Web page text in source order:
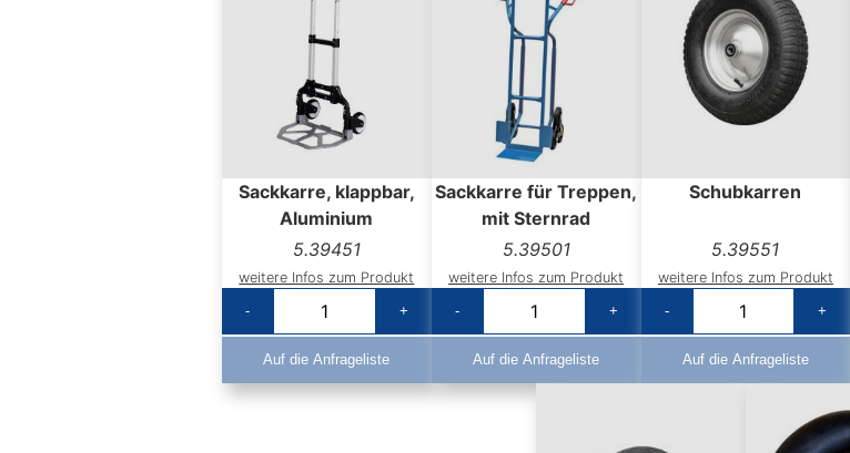
Sackkarre, klappbar,
Aluminium
5.39451
weitere Infos zum Produkt
-
+
Auf die Anfrageliste
Sackkarre für Treppen,
mit Sternrad
5.39501
weitere Infos zum Produkt
-
+
Auf die Anfrageliste
Schubkarren
5.39551
weitere Infos zum Produkt
-
+
Auf die Anfrageliste